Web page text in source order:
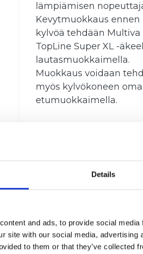
Details
and ads, to provide social
site with our social media,
to them or that they’ve collected
lämpiämisen
Kevytmuokkaus ennen
kylvöä tehdään Multiva
TopLine Super XL -
lautasmuokkaimella.
Muokkaus voidaan
myös kylvökoneen
etumuokkaimella.